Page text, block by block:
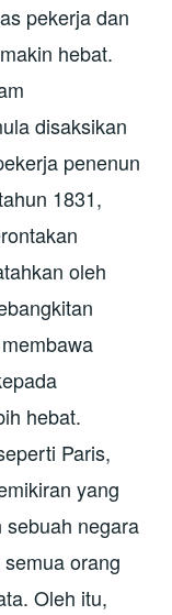
pekerja dan
hebat.
disaksikan
penenun
1831,
oleh
hebat.
Paris,
yang
sebuah negara
orang
Oleh itu,